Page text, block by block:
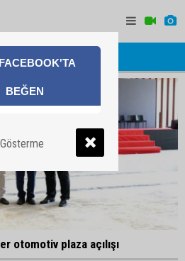
otomotiv plaza açılışı
FACEBOOK'TA
BEĞEN